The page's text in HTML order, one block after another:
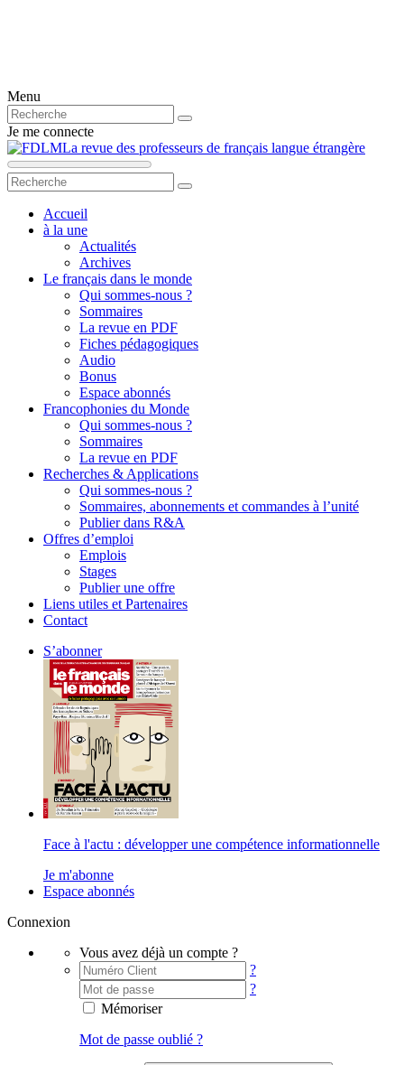
Menu
Je me connecte
La revue des professeurs de français langue étrangère
Accueil
à la une
Actualités
Archives
Le français dans le monde
Qui sommes-nous ?
Sommaires
La revue en PDF
Fiches pédagogiques
Audio
Bonus
Espace abonnés
Francophonies du Monde
Qui sommes-nous ?
Sommaires
La revue en PDF
Recherches & Applications
Qui sommes-nous ?
Sommaires, abonnements et commandes à l’unité
Publier dans R&A
Offres d’emploi
Emplois
Stages
Publier une offre
Liens utiles et Partenaires
Contact
S’abonner
Face à l'actu : développer une compétence informationnelle
Je m'abonne
Espace abonnés
Connexion
Vous avez déjà un compte ?
?
?
Mémoriser
Mot de passe oublié ?